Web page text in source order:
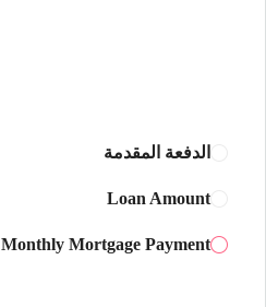
أغسطس
الدفعة المقدمة
Loan Amount
Monthly Mortgage Payment